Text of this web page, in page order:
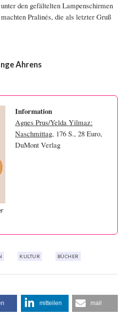
den gefältelten Lampenschirmen
Pralinés, die als letzter Gruß
Inge Ahrens
Information
Agnes Prus/Yelda Yilmaz:
Naschmittag, 176 S., 28 Euro,
DuMont Verlag
KULTUR BÜCHER
mitteilen mail